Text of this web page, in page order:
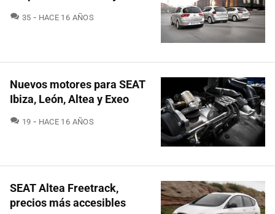
35 COMENTARIOS
HACE 16 AÑOS
Nuevos motores para SEAT
Ibiza, León, Altea y Exeo
19 COMENTARIOS
HACE 16 AÑOS
SEAT Altea Freetrack,
precios más accesibles